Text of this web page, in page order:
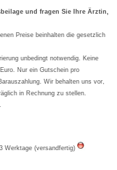
und fragen Sie Ihre Ärztin,
Preise beinhalten die gesetzlich
unbedingt notwendig. Keine
Nur ein Gutschein pro
Wir behalten uns vor,
in Rechnung zu stellen.
Werktage (versandfertig)